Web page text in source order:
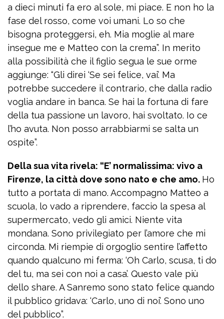
a dieci minuti fa ero al sole, mi piace. E non ho la
fase del rosso, come voi umani. Lo so che
bisogna proteggersi, eh. Mia moglie al mare
insegue me e Matteo con la crema”. In merito
alla possibilità che il figlio segua le sue orme
aggiunge: “Gli direi ‘Se sei felice, vai’. Ma
potrebbe succedere il contrario, che dalla radio
voglia andare in banca. Se hai la fortuna di fare
della tua passione un lavoro, hai svoltato. Io ce
l’ho avuta. Non posso arrabbiarmi se salta un
ospite”.
Della sua vita rivela: “E’ normalissima: vivo a
Firenze, la città dove sono nato e che amo. Ho
tutto a portata di mano. Accompagno Matteo a
scuola, lo vado a riprendere, faccio la spesa al
supermercato, vedo gli amici. Niente vita
mondana. Sono privilegiato per l’amore che mi
circonda. Mi riempie di orgoglio sentire l’affetto
quando qualcuno mi ferma: ‘Oh Carlo, scusa, ti do
del tu, ma sei con noi a casa’. Questo vale più
dello share. A Sanremo sono stato felice quando
il pubblico gridava: ‘Carlo, uno di noi’. Sono uno
del pubblico”.